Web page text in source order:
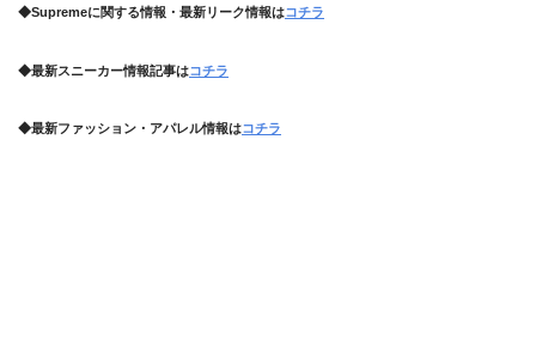
◆Supremeに関する情報・最新リーク情報はコチラ
◆最新スニーカー情報記事はコチラ
◆最新ファッション・アパレル情報はコチラ